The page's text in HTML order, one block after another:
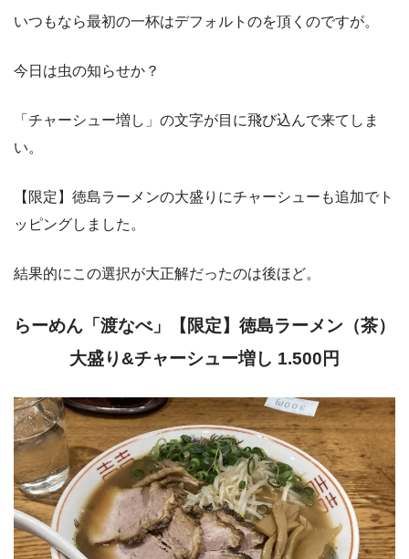
いつもなら最初の一杯はデフォルトのを頂くのですが。
今日は虫の知らせか？
「チャーシュー増し」の文字が目に飛び込んで来てしま
い。
【限定】徳島ラーメンの大盛りにチャーシューも追加でト
ッピングしました。
結果的にこの選択が大正解だったのは後ほど。
らーめん「渡なべ」【限定】徳島ラーメン（茶）
大盛り&チャーシュー増し 1.500円